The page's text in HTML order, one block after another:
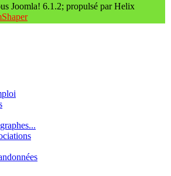
Joomla! 6.1.2; propulsé par Helix